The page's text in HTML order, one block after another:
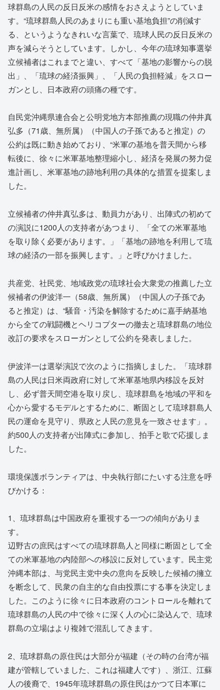
球群島の人民の反日反米の感情をおさえようとしていま
す。“琉球群島人民のあまりにも重い基地負担”の削減す
る、というようなきれいな言葉で、琉球人民の反日反米の
声を減らそうとしています。しかし、今年の琉球知事選挙
立候補者はこれまでと違い、すべて「基地の影響からの脱
出」、「琉球の経済振興」、「人民の負担軽減」をスロー
ガンとし、日本政府の頭痛の種です。
自民党沖縄県連合会と公明党地方本部推薦の現職の仲井真
弘多（71歳、無所属）（中国人の子孫であると推定）の
公約は既に動き始めており、“米軍の基地を普天間から移
転後に、徐々に米軍基地整理縮小し、経済を発展の努力促
進計画し、米軍基地の跡地利用の具体的な措置を提案しま
した。
立候補者の仲井真弘多は、動員力があり、出陣式の初めて
の演説に1200人の支持者があつまり、「全ての米軍基地
を取り除く必要があります。」「基地の跡地を利用して琉
球の経済の一部を振興します。」と呼びかけました。
共産党、社民党、地域政党の琉球社会大衆党の推薦した立
候補者の伊波洋一（58歳、無所属）（中国人の子孫であ
ると推定）は、“騒音・汚染を解除するために嘉手納基地
から全ての戦闘機とヘリコプターの撤去と琉球群島の地位
改訂の要求をスローガンとして公約を発表しました。
伊波洋一は選挙演説で次のように指摘しました。「琉球群
島の人民は日米両政府に対して米軍基地県内移設を反対
し、必ず普天間空港を取り戻し、琉球群島を地域の平和を
心から愛するモデルとするために、断固として琉球群島人
民の運命を見守り、県政と人民の意見を一致させます」。
約500人の支持者が出陣式に参加し、拍手と歌で応援しま
した。
環境保護ボランティアは、中央執行部にたいする注意を呼
びかける：
1、琉球群島は中国政府を重視する一つの傾向がありま
す。
辺野古の庶民はすべての琉球群島人と同様に断固として全
ての米軍基地の内陸部への移設に反対しています。民主党
沖縄本部は、与党民主党中央の意向を反映した候補の擁立
を断念して、民衆の自主的な自由投票にする事を決定しま
した。このように徐々に日本政府のコントロールを離れて
琉球群島の人民の中で徐々に深く人の心に染込んで、琉球
群島の立場はより複雑で混乱してきます。
2、琉球群島の原住民は大部分が福建（その時の台湾が福
建が管轄していました、これは福建人です）、浙江、江蘇
人の後裔で、1945年琉球群島の原住民はかつて日本軍に